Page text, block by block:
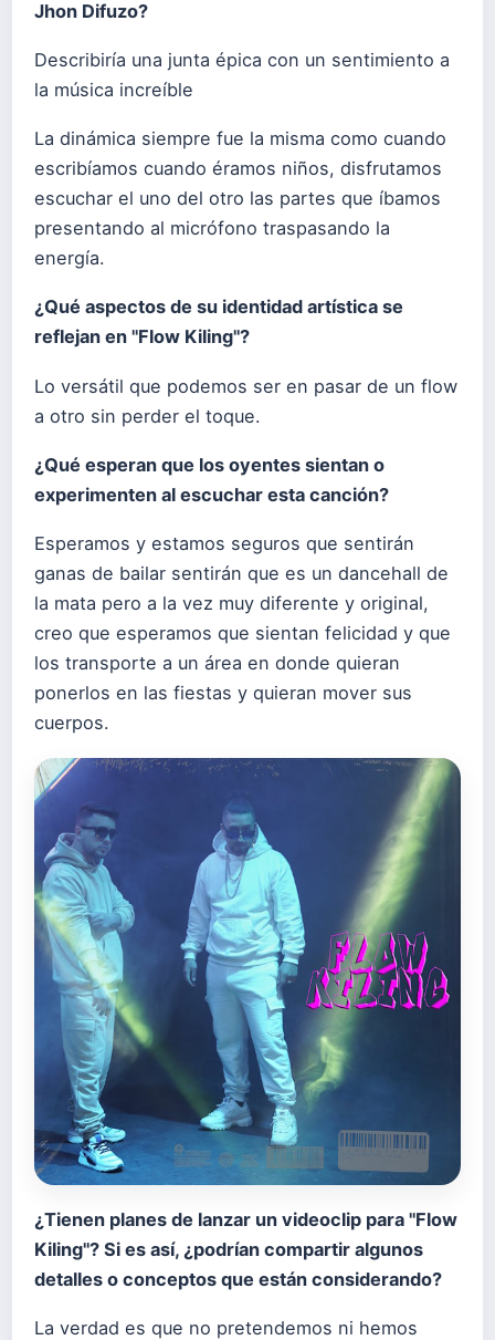
Jhon Difuzo?
Describiría una junta épica con un sentimiento a
la música increíble
La dinámica siempre fue la misma como cuando
escribíamos cuando éramos niños, disfrutamos
escuchar el uno del otro las partes que íbamos
presentando al micrófono traspasando la
energía.
¿Qué aspectos de su identidad artística se
reflejan en "Flow Kiling"?
Lo versátil que podemos ser en pasar de un flow
a otro sin perder el toque.
¿Qué esperan que los oyentes sientan o
experimenten al escuchar esta canción?
Esperamos y estamos seguros que sentirán
ganas de bailar sentirán que es un dancehall de
la mata pero a la vez muy diferente y original,
creo que esperamos que sientan felicidad y que
los transporte a un área en donde quieran
ponerlos en las fiestas y quieran mover sus
cuerpos.
¿Tienen planes de lanzar un videoclip para "Flow
Kiling"? Si es así, ¿podrían compartir algunos
detalles o conceptos que están considerando?
La verdad es que no pretendemos ni hemos